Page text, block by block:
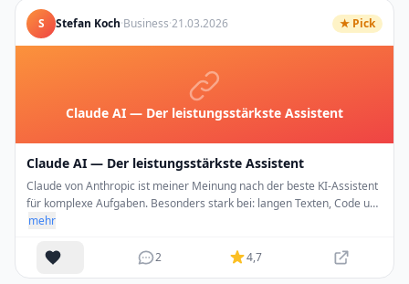
S Stefan Koch·Business·21.03.2026 ★ Pick
Claude AI — Der leistungsstärkste Assistent
Claude AI — Der leistungsstärkste Assistent
Claude von Anthropic ist meiner Meinung nach der beste KI-Assistent
für komplexe Aufgaben. Besonders stark bei: langen Texten, Code und
analytischen Aufgaben.Claude 3.5 Sonnet ist mein täglicher Begleiter.
mehr
2 4,7